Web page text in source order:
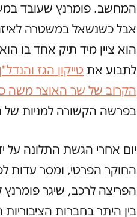
המחשב. פומרנץ שעובד
אבל כשנשאל במשטרה
הוא ציין מיד תיק אחד בו
לתבוע את טייקון הגז
הקרוב של שר האוצר משה
בפרשה הקשורה למניות של
יום אחרי הגשת התלונה על
החוקר הפרטי, ומסר עדות
הפריצה לרכב, שיגר
בין היתר בחברות